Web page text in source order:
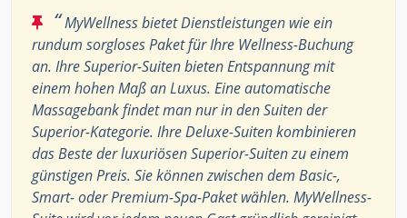
“MyWellness bietet Dienstleistungen wie ein
rundum sorgloses Paket für Ihre Wellness-Buchung
an. Ihre Superior-Suiten bieten Entspannung mit
einem hohen Maß an Luxus. Eine automatische
Massagebank findet man nur in den Suiten der
Superior-Kategorie. Ihre Deluxe-Suiten kombinieren
das Beste der luxuriösen Superior-Suiten zu einem
günstigen Preis. Sie können zwischen dem Basic-,
Smart- oder Premium-Spa-Paket wählen. MyWellness-